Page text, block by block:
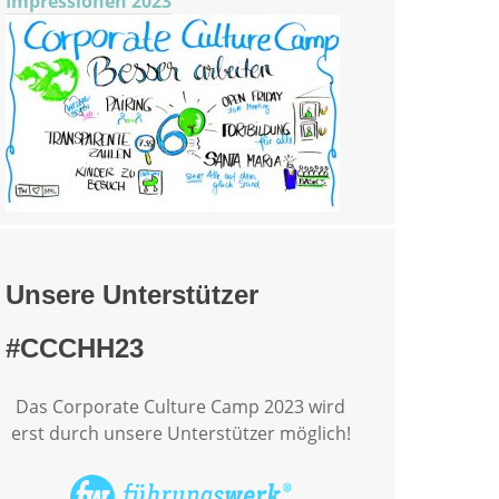
Unsere Unterstützer
#CCCHH23
Das Corporate Culture Camp 2023 wird
erst durch unsere Unterstützer möglich!